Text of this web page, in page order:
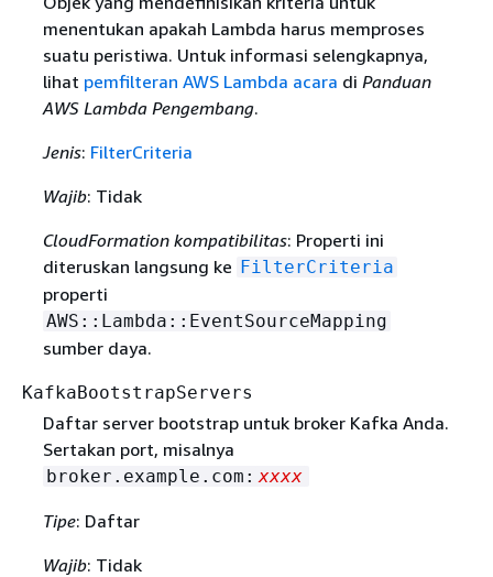
menentukan apakah Lambda harus memproses
suatu peristiwa. Untuk informasi selengkapnya,
lihat pemfilteran AWS Lambda acara di Panduan
AWS Lambda Pengembang.
Jenis: FilterCriteria
Wajib: Tidak
CloudFormation kompatibilitas: Properti ini
diteruskan langsung ke FilterCriteria
properti
AWS::Lambda::EventSourceMapping
sumber daya.
KafkaBootstrapServers
Daftar server bootstrap untuk broker Kafka Anda.
Sertakan port, misalnya
broker.example.com: xxxx
Tipe: Daftar
Wajib: Tidak